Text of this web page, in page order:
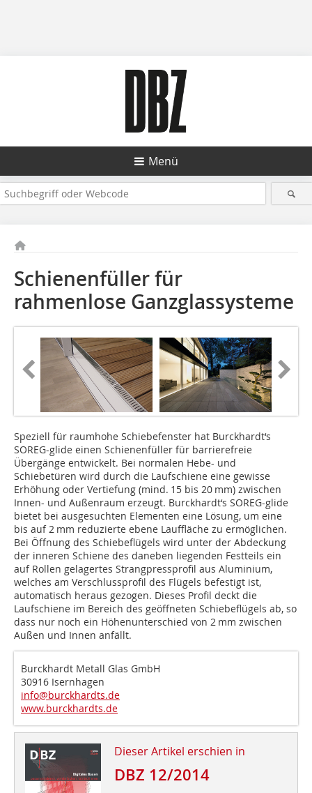
Menü
Schienenfüller für
rahmenlose Ganzglassysteme
Speziell für raumhohe Schiebefenster hat Burck­hardt‘s
SOREG-glide einen Schienenfüller für barrierefreie
Übergänge entwickelt. Bei normalen Hebe- und
Schiebetüren wird durch die Laufschiene eine gewisse
Erhöhung oder Vertiefung (mind. 15 bis 20 mm) zwischen
Innen- und Außenraum erzeugt. Burckhardt‘s SOREG-glide
bietet bei ausgesuchten Elementen eine Lösung, um eine
bis auf 2 mm reduzierte ebene Lauffläche zu ermöglichen.
Bei Öffnung des Schiebeflügels wird unter der Abdeckung
der inneren Schiene des daneben liegenden Festteils ein
auf Rollen gelagertes Strangpressprofil aus Aluminium,
welches am Verschlussprofil des Flügels befestigt ist,
automatisch heraus gezogen. Dieses Profil deckt die
Laufschiene im Bereich des geöffneten Schiebeflügels ab, so
dass nur noch ein Höhenunterschied von 2 mm zwischen
Außen und Innen anfällt.
Burckhardt Metall Glas GmbH
30916 Isernhagen
info@burckhardts.de
www.burckhardts.de
Dieser Artikel erschien in
DBZ 12/2014